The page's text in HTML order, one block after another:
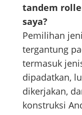
tandem
saya?
Pemilihan
tergantung
termasuk
dipadatkan,
dikerjakan,
konstruksi